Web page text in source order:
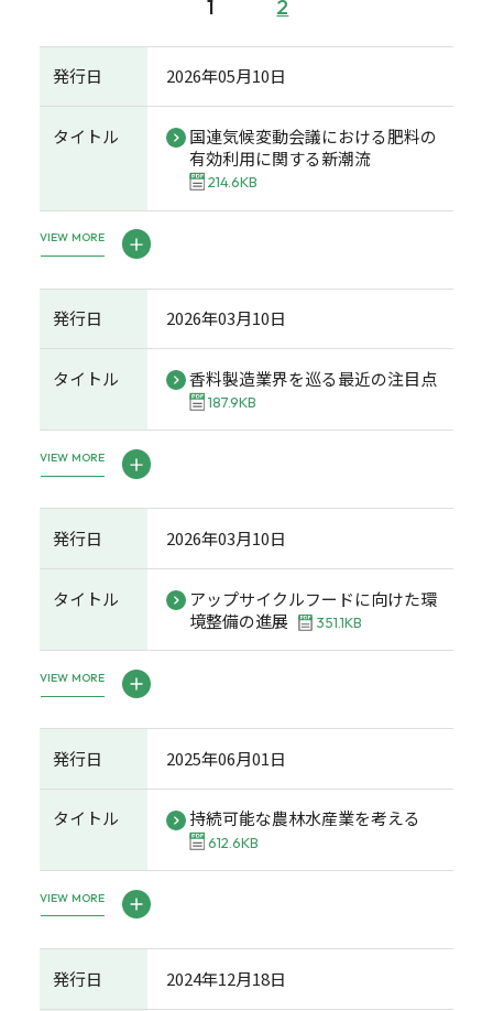
1 2
発行日 2026年05月10日
タイトル
国連気候変動会議における肥料の
有効利用に関する新潮流
214.6KB
VIEW MORE
発行日 2026年03月10日
タイトル 香料製造業界を巡る最近の注目点
187.9KB
VIEW MORE
発行日 2026年03月10日
タイトル
アップサイクルフードに向けた環
境整備の進展
351.1KB
VIEW MORE
発行日 2025年06月01日
タイトル 持続可能な農林水産業を考える
612.6KB
VIEW MORE
発行日 2024年12月18日